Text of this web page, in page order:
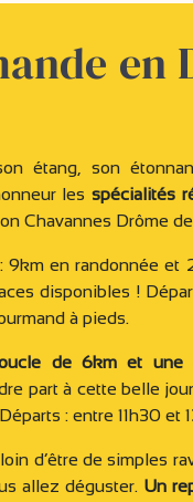
en
étang, son
lesspécialités
Chavannes Drôme
9km en randonnée et
disponibles !
à pieds.
de 6km et une
part à cette belle
: entre 11h30 et
d’être de simples
allez déguster. Un